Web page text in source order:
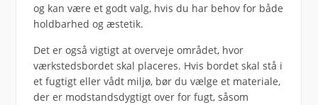
og kan være et godt valg, hvis du har behov for både
holdbarhed og æstetik.
Det er også vigtigt at overveje området, hvor
værkstedsbordet skal placeres. Hvis bordet skal stå i
et fugtigt eller vådt miljø, bør du vælge et materiale,
der er modstandsdygtigt over for fugt, såsom